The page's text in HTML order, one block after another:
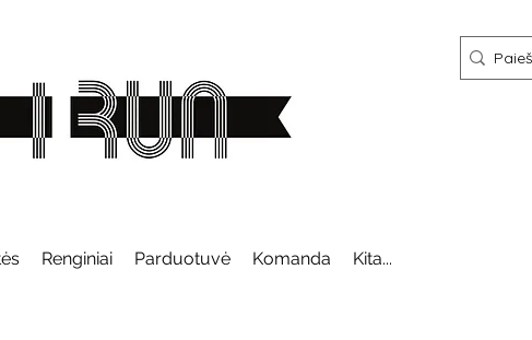
Renginiai Parduotuvė Komanda Kita...